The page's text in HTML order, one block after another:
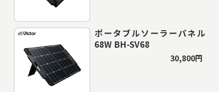
ポータブルソーラーパネル
68W BH-SV68
30,800円